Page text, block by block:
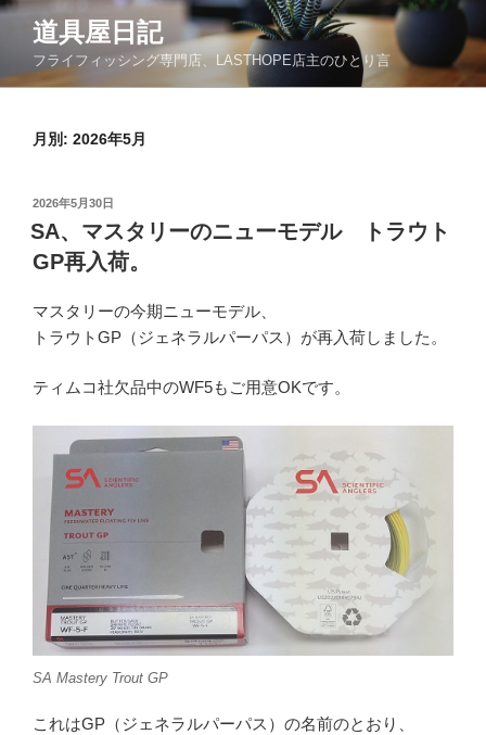
コ
ン
道具屋日記
フライフィッシング専門店、LASTHOPE店主のひとり言
月別: 2026年5月
投
稿
日:
2026年5月30日
SA、マスタリーのニューモデル トラウト
GP再入荷。
マスタリーの今期ニューモデル、
トラウトGP（ジェネラルパーパス）が再入荷しました。
ティムコ社欠品中のWF5もご用意OKです。
SA Mastery Trout GP
これはGP（ジェネラルパーパス）の名前のとおり、